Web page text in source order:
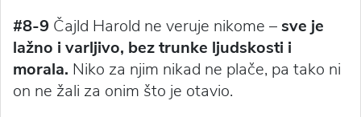
#8-9 Čajld Harold ne veruje nikome –sve je
lažno i varljivo, bez trunke ljudskosti i
morala. Niko za njim nikad ne plače, pa tako ni
on ne žali za onim što je otavio.